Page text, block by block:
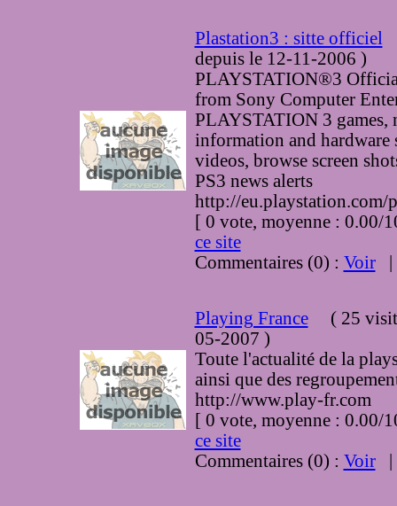
Plastation3 : sitte officiel
depuis le 12-11-2006 )
PLAYSTATION®3
from Sony Computer
PLAYSTATION 3 games,
information and hardware
videos, browse screen
PS3 news alerts
http://eu.playstation.com/
[ 0 vote, moyenne :
ce site
Commentaires (0) : Voir
Playing France(25
05-2007 )
Toute l'actualité de la
ainsi que des
http://www.play-fr.com
[ 0 vote, moyenne :
ce site
Commentaires (0) : Voir